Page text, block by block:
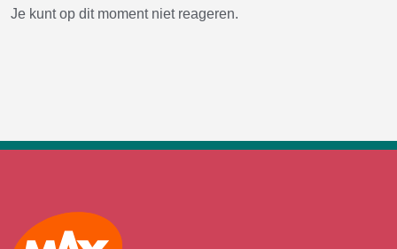
Je kunt op dit moment niet reageren.
Max